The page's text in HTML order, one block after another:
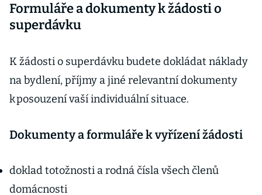
Formuláře a dokumenty k žádosti o
superdávku
K žádosti o superdávku budete dokládat náklady
na bydlení, příjmy a jiné relevantní dokumenty
k posouzení vaší individuální situace.
Dokumenty a formuláře k vyřízení žádosti
doklad totožnosti a rodná čísla všech členů
domácnosti